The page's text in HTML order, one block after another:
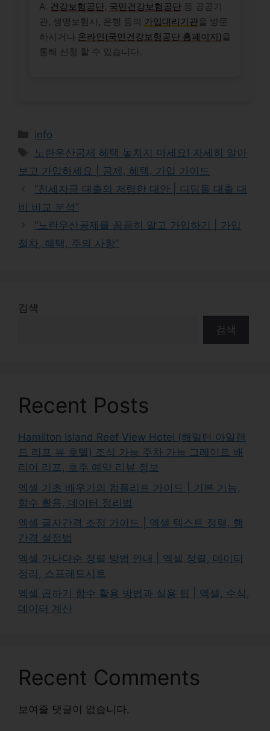
A. 건강보험공단, 국민건강보험공단 등 공공기
관, 생명보험사, 은행 등의 가입대리기관을 방문
하시거나 온라인(국민건강보험공단 홈페이지)을
통해 신청 할 수 있습니다.
Categories
info
Tags
노란우산공제 혜택 놓치지 마세요! 자세히 알아
보고 가입하세요 | 공제, 혜택, 가입 가이드
“전세자금 대출의 저렴한 대안 | 디딤돌 대출 대
비 비교 분석”
“노란우산공제를 꼼꼼히 알고 가입하기 | 가입
절차, 혜택, 주의 사항”
검색
검색
Recent Posts
Hamilton Island Reef View Hotel (해밀턴 아일랜
드 리프 뷰 호텔) 조식 가능 주차 가능 그레이트 배
리어 리프, 호주 예약 리뷰 정보
엑셀 기초 배우기의 컴플리트 가이드 | 기본 기능,
함수 활용, 데이터 정리법
엑셀 글자간격 조정 가이드 | 엑셀 텍스트 정렬, 행
간격 설정법
엑셀 가나다순 정렬 방법 안내 | 엑셀 정렬, 데이터
정리, 스프레드시트
엑셀 곱하기 함수 활용 방법과 실용 팁 | 엑셀, 수식,
데이터 계산
Recent Comments
보여줄 댓글이 없습니다.